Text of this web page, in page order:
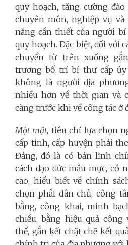
quy hoạch, tăng cường
chuyên môn, nghiệp vụ
năng cần thiết của người
quy hoạch. Đặc biệt, đối với
chuyển từ trên xuống
trương bố trí bí thư cấp ủy
không là người địa
nhiều hơn về thời gian và
càng trước khi về công tác ở
Một mặt, tiêu chí lựa chọn
cấp tỉnh, cấp huyện phải
Đảng, đó là có bản lĩnh
cách đạo đức mẫu mực, có
cao, hiểu biết về chính
chọn phải dân chủ, công
bằng, công khai, minh
chiều, bằng hiệu quả công
thể, gắn kết chặt chẽ kết